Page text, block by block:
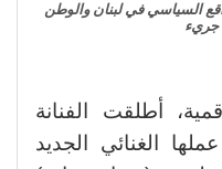
السياسي في لبنان والوطن
جريء
أطلقت الفنانة
الغنائي الجديد